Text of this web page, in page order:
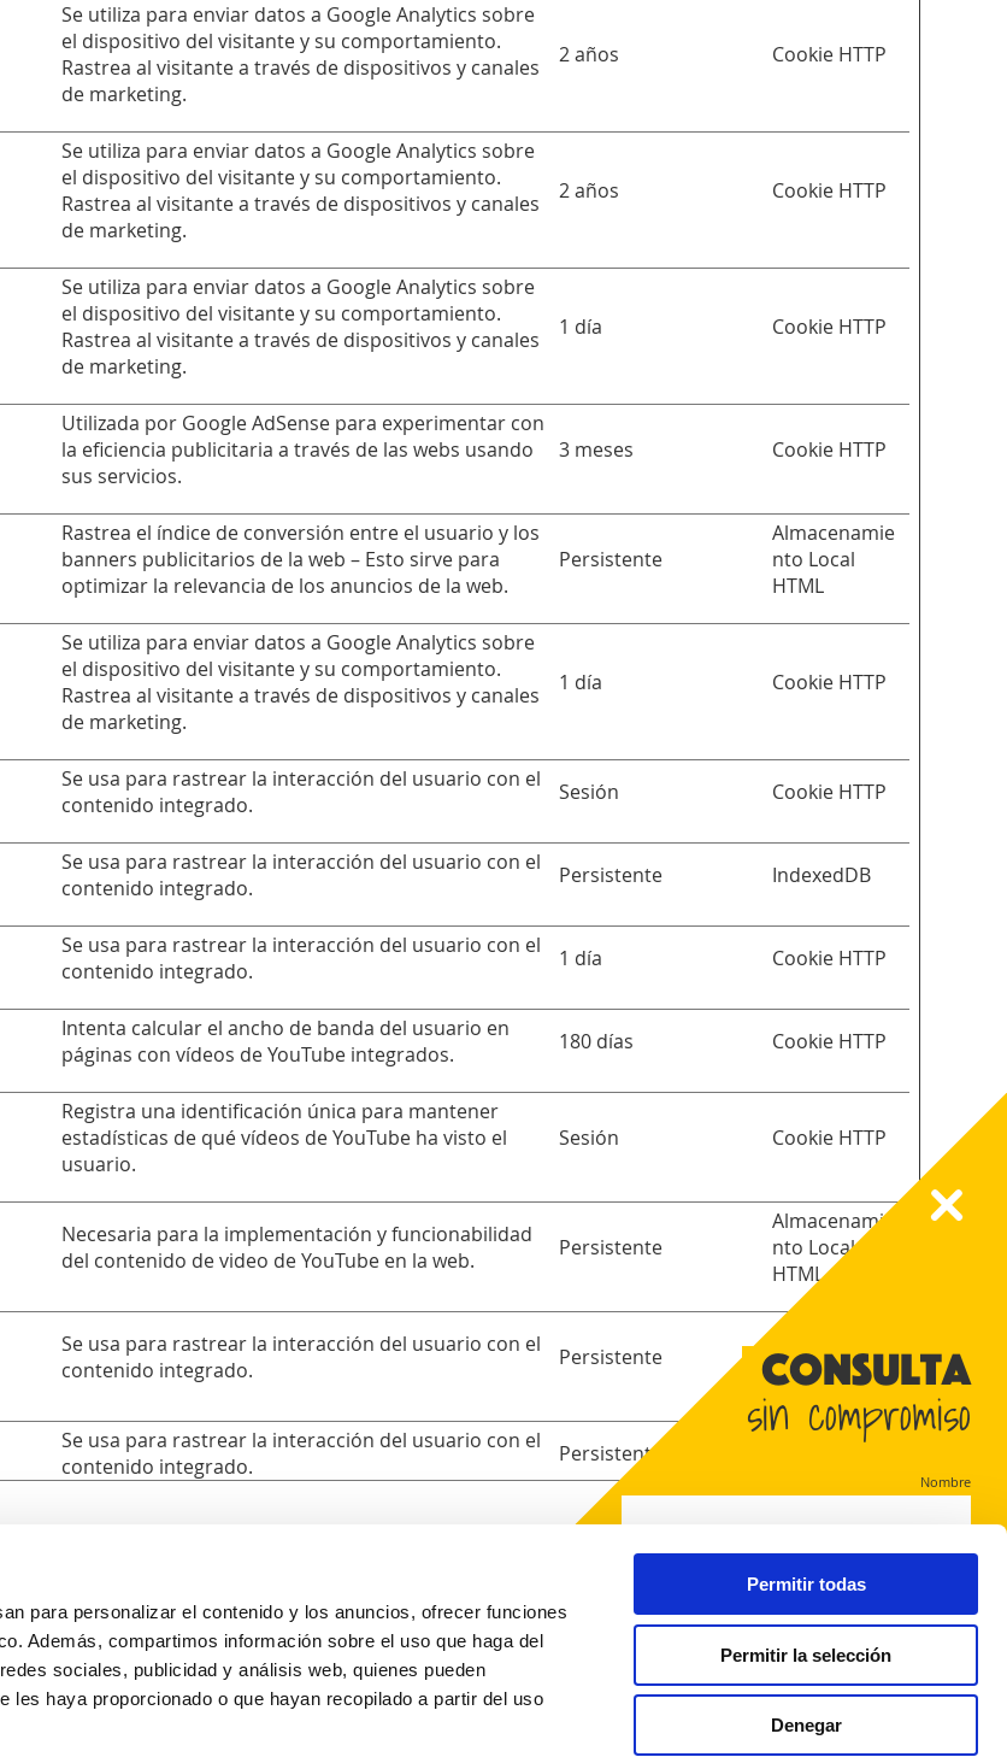
para personalizar el contenido y los anuncios, ofrecer funciones
Además, compartimos información sobre el uso que haga del
sociales, publicidad y análisis web, quienes pueden
les haya proporcionado o que hayan recopilado a partir del uso
Permitir todas
Permitir la selección
Denegar
Se utiliza para enviar datos a Google Analytics sobre
el dispositivo del visitante y su comportamiento.
Rastrea al visitante a través de dispositivos y canales
de marketing.
2 años Cookie HTTP
Se utiliza para enviar datos a Google Analytics sobre
el dispositivo del visitante y su comportamiento.
Rastrea al visitante a través de dispositivos y canales
de marketing.
2 años Cookie HTTP
Se utiliza para enviar datos a Google Analytics sobre
el dispositivo del visitante y su comportamiento.
Rastrea al visitante a través de dispositivos y canales
de marketing.
1 día Cookie HTTP
Utilizada por Google AdSense para experimentar con
la eficiencia publicitaria a través de las webs usando
sus servicios.
3 meses Cookie HTTP
Rastrea el índice de conversión entre el usuario y los
banners publicitarios de la web – Esto sirve para
optimizar la relevancia de los anuncios de la web.
Persistente
Almacenamie
nto Local
HTML
Se utiliza para enviar datos a Google Analytics sobre
el dispositivo del visitante y su comportamiento.
Rastrea al visitante a través de dispositivos y canales
de marketing.
1 día Cookie HTTP
Se usa para rastrear la interacción del usuario con el
contenido integrado.
Sesión Cookie HTTP
Se usa para rastrear la interacción del usuario con el
contenido integrado.
Persistente IndexedDB
Se usa para rastrear la interacción del usuario con el
contenido integrado.
1 día Cookie HTTP
Intenta calcular el ancho de banda del usuario en
páginas con vídeos de YouTube integrados.
180 días Cookie HTTP
Registra una identificación única para mantener
estadísticas de qué vídeos de YouTube ha visto el
usuario.
Sesión Cookie HTTP
Necesaria para la implementación y funcionabilidad
del contenido de video de YouTube en la web.
Persistente
Almacenamie
nto Local
HTML
Se usa para rastrear la interacción del usuario con el
contenido integrado.
Persistente
Almacenamie
nto Local
HTML
Se usa para rastrear la interacción del usuario con el
contenido integrado.
Persistente
Consulta
sin compromiso
Nombre
Aviso legaly laPolítica de
Avda. Pintor Xavier Soler, 18 (Rotonda Jesuitas)
03015 Alicante
965126690
Política de cookies
Nº de Registro de Establecimiento Sanitario: 8607